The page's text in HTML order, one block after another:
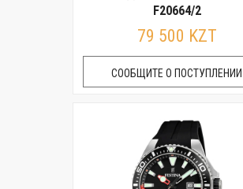
F20664/2
79 500 KZT
СООБЩИТЕ О ПОСТУПЛЕНИИ